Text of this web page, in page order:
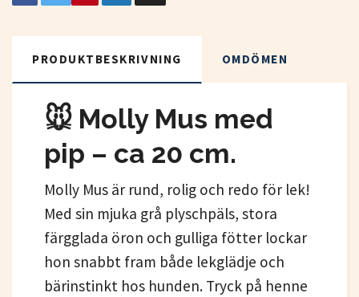
PRODUKTBESKRIVNING OMDÖMEN
🐭 Molly Mus med
pip – ca 20 cm.
Molly Mus är rund, rolig och redo för lek!
Med sin mjuka grå plyschpäls, stora
färgglada öron och gulliga fötter lockar
hon snabbt fram både lekglädje och
bärinstinkt hos hunden. Tryck på henne